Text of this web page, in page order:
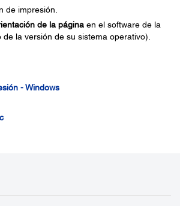
de impresión.
de la páginaen el software de la
la versión de su sistema operativo).
- Windows